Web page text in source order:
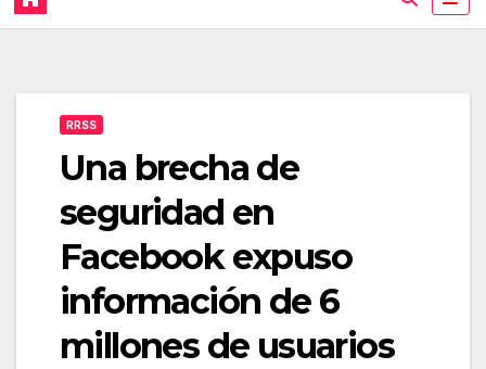
RRSS
Una brecha de
seguridad en
Facebook expuso
información de 6
millones de usuarios